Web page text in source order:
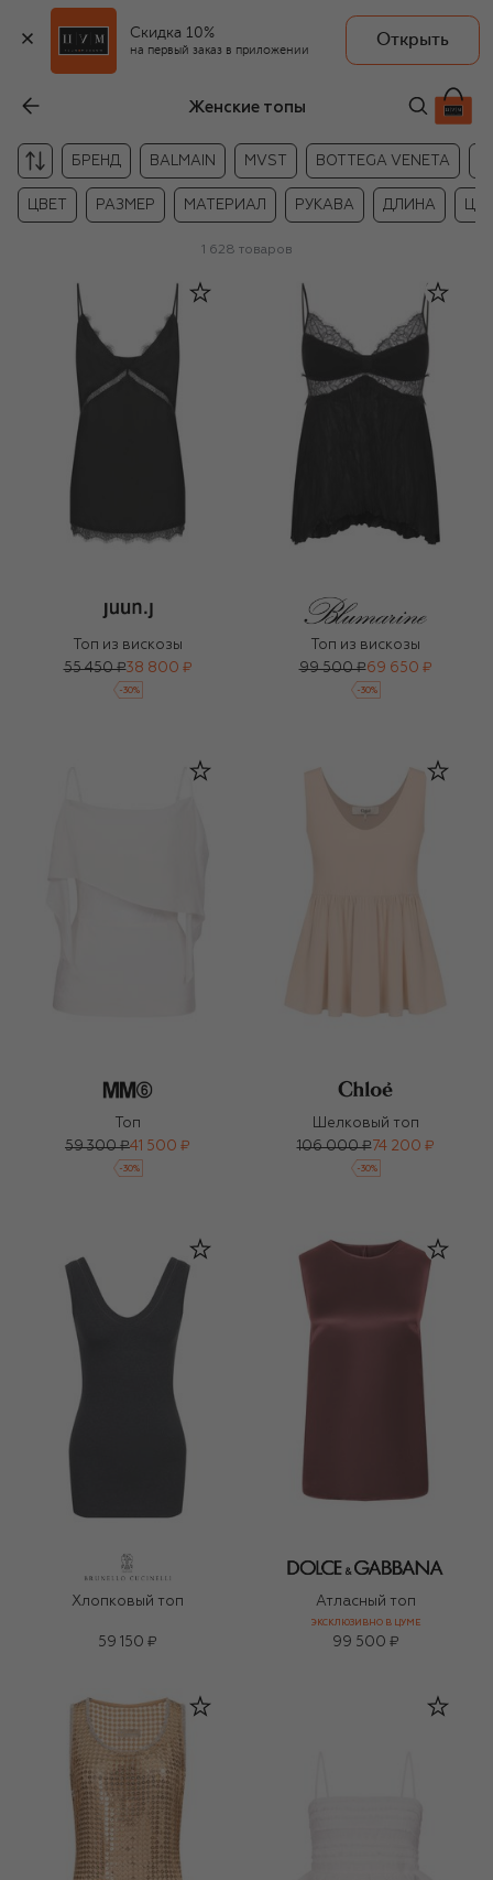
Скидка 10%
на первый заказ в приложении
Открыть
Женские топы
БРЕНД BALMAIN MVST BOTTEGA VENETA
ЦВЕТ РАЗМЕР МАТЕРИАЛ РУКАВА ДЛИНА
1 628 товаров
Топ из вискозы
55 450 ₽38 800 ₽
-30%
Топ из вискозы
99 500 ₽69 650 ₽
-30%
Топ
59 300 ₽41 500 ₽
-30%
Шелковый топ
106 000 ₽74 200 ₽
-30%
Хлопковый топ
59 150 ₽
Атласный топ
ЭКСКЛЮЗИВНО В ЦУМЕ
99 500 ₽